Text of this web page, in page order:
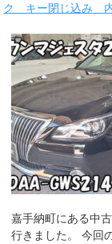
ク キー閉じ込み
嘉手納町にある中
行きました。 今回